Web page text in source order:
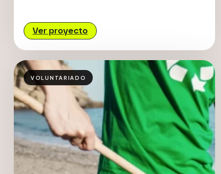
Ver proyecto
VOLUNTARIADO